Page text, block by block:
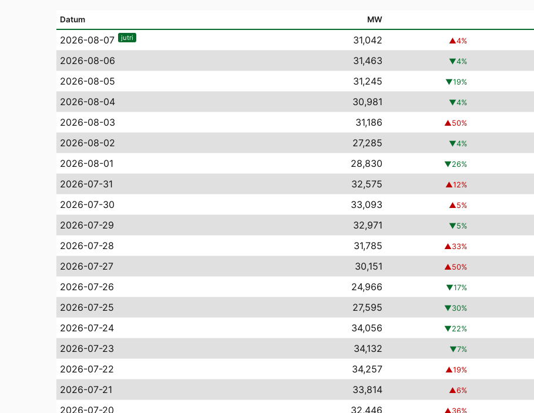
Datum MW
2026-08-07 jutri 31,042 ▲4%
2026-08-06
31,463 ▼4%
2026-08-05
31,245 ▼19%
2026-08-04
30,981 ▼4%
2026-08-03
31,186 ▲50%
2026-08-02
27,285 ▼4%
2026-08-01
28,830 ▼26%
2026-07-31
32,575 ▲12%
2026-07-30
33,093 ▲5%
2026-07-29
32,971 ▼5%
2026-07-28
31,785 ▲33%
2026-07-27
30,151 ▲50%
2026-07-26
24,966 ▼17%
2026-07-25
27,595 ▼30%
2026-07-24
34,056 ▼22%
2026-07-23
34,132 ▼7%
2026-07-22
34,257 ▲19%
2026-07-21
33,814 ▲6%
2026-07-20
32,446 ▲36%